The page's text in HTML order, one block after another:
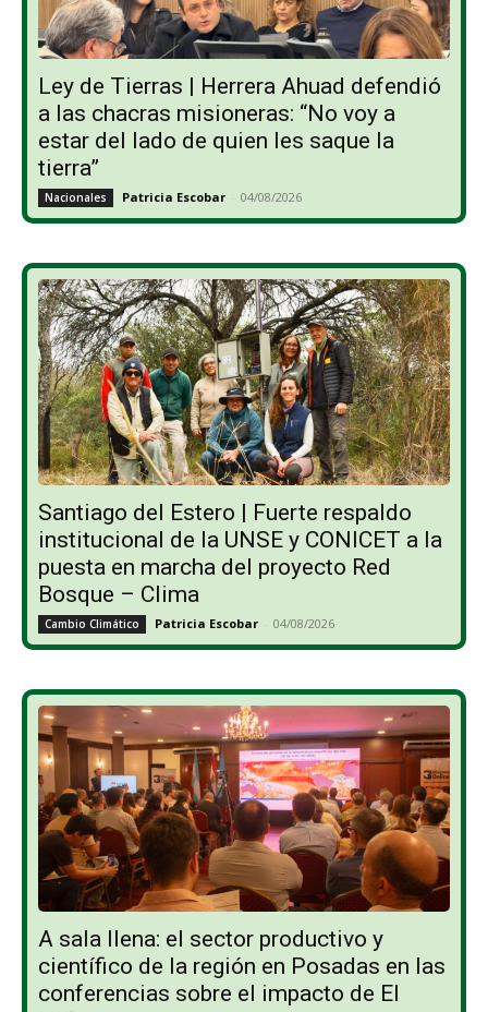
Ley de Tierras | Herrera Ahuad defendió
a las chacras misioneras: “No voy a
estar del lado de quien les saque la
tierra”
Nacionales Patricia Escobar - 04/08/2026
Santiago del Estero | Fuerte respaldo
institucional de la UNSE y CONICET a la
puesta en marcha del proyecto Red
Bosque – Clima
Cambio Climático Patricia Escobar - 04/08/2026
A sala llena: el sector productivo y
científico de la región en Posadas en las
conferencias sobre el impacto de El